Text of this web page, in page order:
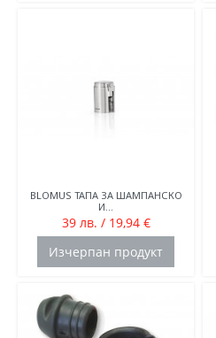
BLOMUS ТАПА ЗА ШАМПАНСКО
И...
39 лв. / 19,94 €
Изчерпан продукт